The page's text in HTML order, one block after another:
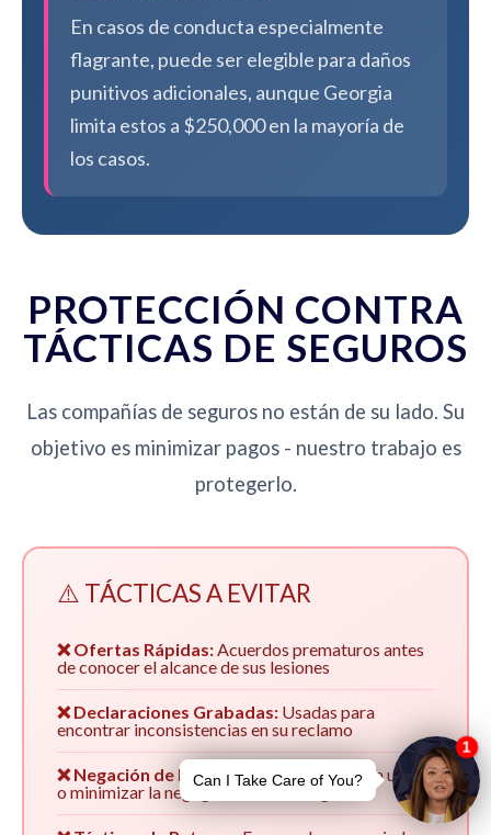
En casos de conducta especialmente
flagrante, puede ser elegible para daños
punitivos adicionales, aunque Georgia
limita estos a $250,000 en la mayoría de
los casos.
PROTECCIÓN CONTRA
TÁCTICAS DE SEGUROS
Las compañías de seguros no están de su lado. Su
objetivo es minimizar pagos - nuestro trabajo es
protegerlo.
⚠️ TÁCTICAS A EVITAR
❌ Ofertas Rápidas:Acuerdos prematuros antes
de conocer el alcance de sus lesiones
❌ Declaraciones Grabadas: Usadas para
encontrar inconsistencias en su reclamo
❌ Negación de Responsabilidad:Culpar a usted
o minimizar la negligencia de su asegurado